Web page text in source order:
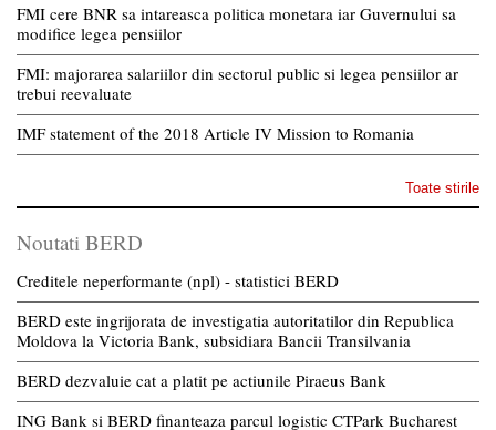
FMI cere BNR sa intareasca politica monetara iar Guvernului sa
modifice legea pensiilor
FMI: majorarea salariilor din sectorul public si legea pensiilor ar
trebui reevaluate
IMF statement of the 2018 Article IV Mission to Romania
Toate stirile
Noutati BERD
Creditele neperformante (npl) - statistici BERD
BERD este ingrijorata de investigatia autoritatilor din Republica
Moldova la Victoria Bank, subsidiara Bancii Transilvania
BERD dezvaluie cat a platit pe actiunile Piraeus Bank
ING Bank si BERD finanteaza parcul logistic CTPark Bucharest